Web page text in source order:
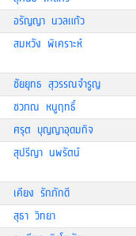
อรัญญา นวลแก้ว
สมหวัง พิเคราะห์
ชัยยุทธ สุวรรณจำรูญ
ชวภณ หนูฤทธิ์
ศรุต บุญญาอุดมกิจ
สุปรีญา นพรัตน์
เคียง รักภักดี
สุธา วิทยา